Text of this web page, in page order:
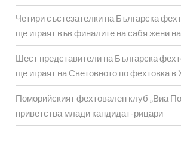
Четири състезателки на Българска
ще играят във финалите на сабя жени
Шест представители на Българска
ще играят на Световното по фехтовка в
Поморийският фехтовален клуб „Виа
приветства млади кандидат-рицари